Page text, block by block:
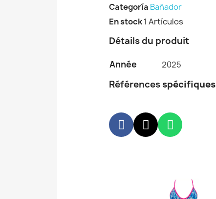
Categoría Bañador
En stock1 Artículos
Détails du produit
Année 2025
Références spécifiques